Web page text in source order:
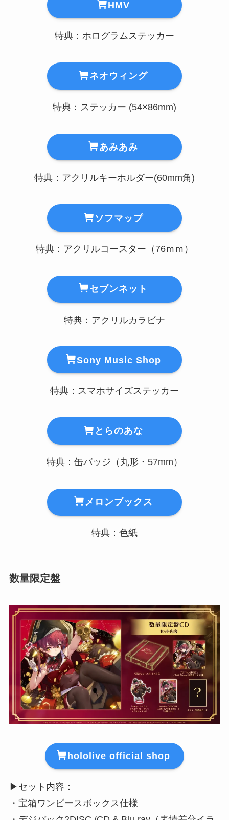
HMV
特典：ホログラムステッカー
ネオウィング
特典：ステッカー (54×86mm)
あみあみ
特典：アクリルキーホルダー(60mm角)
ソフマップ
特典：アクリルコースター（76ｍｍ）
セブンネット
特典：アクリルカラビナ
Sony Music Shop
特典：スマホサイズステッカー
とらのあな
特典：缶バッジ（丸形・57mm）
メロンブックス
特典：色紙
数量限定盤
hololive official shop
▶︎セット内容：
・宝箱ワンピースボックス仕様